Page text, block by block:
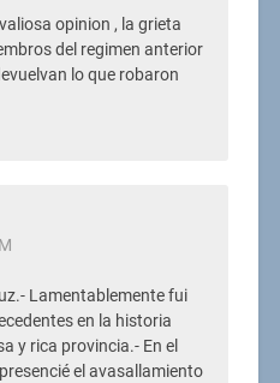
opinion , la grieta
del regimen anterior
lo que robaron
Lamentablemente fui
en la historia
y rica provincia.- En el
el avasallamiento